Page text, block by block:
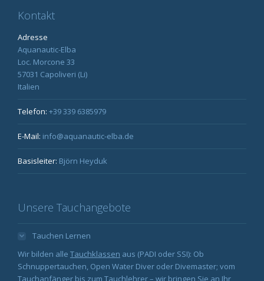
Kontakt
Adresse
Aquanautic-Elba
Loc. Morcone 33
57031 Capoliveri (Li)
Italien
Telefon: +39 339 6385979
E-Mail: info@aquanautic-elba.de
Basisleiter: Björn Heyduk
Unsere Tauchangebote
Tauchen Lernen
Wir bilden alle Tauchklassen aus (PADI oder SSI): Ob
Schnuppertauchen, Open Water Diver oder Divemaster; vom
Tauchanfänger bis zum Tauchlehrer – wir bringen Sie an Ihr